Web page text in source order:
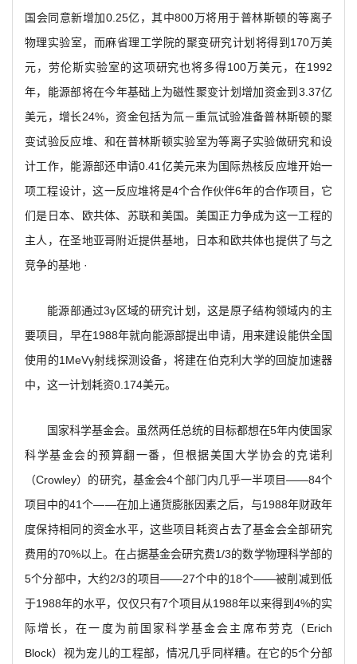
国会同意新增加0.25亿，其中800万将用于普林斯顿的等离子
物理实验室，而麻省理工学院的聚变研究计划将得到170万美
元，劳伦斯实验室的这项研究也将多得100万美元，在1992
年，能源部将在今年基础上为磁性聚变计划增加资金到3.37亿
美元，增长24%，资金包括为氚－重氚试验准备普林斯顿的聚
变试验反应堆、和在普林斯顿实验室为等离子实验做研究和设
计工作，能源部还申请0.41亿美元来为国际热核反应堆开始一
项工程设计，这一反应堆将是4个合作伙伴6年的合作项目，它
们是日本、欧共体、苏联和美国。美国正力争成为这一工程的
主人，在圣地亚哥附近提供基地，日本和欧共体也提供了与之
竞争的基地 ·
能源部通过3γ区域的研究计划，这是原子结构领域内的主
要项目，早在1988年就向能源部提出申请，用来建设能供全国
使用的1MeVγ射线探测设备，将建在伯克利大学的回旋加速器
中，这一计划耗资0.174美元。
国家科学基金会。虽然两任总统的目标都想在5年内使国家
科学基金会的预算翻一番，但根据美国大学协会的克诺利
（Crowley）的研究，基金会4个部门内几乎一半项目——84个
项目中的41个——在加上通货膨胀因素之后，与1988年财政年
度保持相同的资金水平，这些项目耗资占去了基金会全部研究
费用的70%以上。在占据基金会研究费1/3的数学物理科学部的
5个分部中，大约2/3的项目——27个中的18个——被削减到低
于1988年的水平，仅仅只有7个项目从1988年以来得到4%的实
际增长，在一度为前国家科学基金会主席布劳克（Erich
Block）视为宠儿的工程部，情况几乎同样糟。在它的5个分部